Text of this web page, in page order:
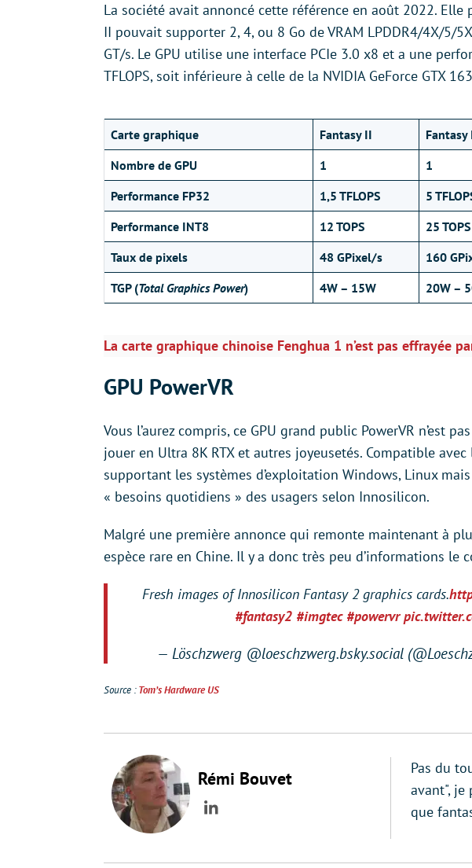
La société avait annoncé cette référence en août 2022. Elle
II pouvait supporter 2, 4, ou 8 Go de VRAM LPDDR4/4X/5/
GT/s. Le GPU utilise une interface PCIe 3.0 x8 et a une
TFLOPS, soit inférieure à celle de la NVIDIA GeForce GTX
Carte graphique Fantasy II Fantasy
Nombre de GPU
1 1
Performance FP32
1,5 TFLOPS 5
Performance INT8
12 TOPS 25 TOPS
Taux de pixels
48 GPixel/s 160
TGP (Total Graphics Power) 4W – 15W 20W –
La carte graphique chinoise Fenghua 1 n’est pas effrayée
GPU PowerVR
Vous l’aurez compris, ce GPU grand public PowerVR n’est
jouer en Ultra 8K RTX et autres joyeusetés. Compatible avec
supportant les systèmes d’exploitation Windows, Linux
« besoins quotidiens » des usagers selon Innosilicon.
Malgré une première annonce qui remonte maintenant à
espèce rare en Chine. Il y a donc très peu d’informations le
Fresh images of Innosilicon Fantasy 2 graphics cards.
#fantasy2 #imgtec #powervr
— Löschzwerg @loeschzwerg.bsky.social
Source :Tom’s Hardware US
Rémi Bouvet
LinkedIn
Pas du
avant",
que